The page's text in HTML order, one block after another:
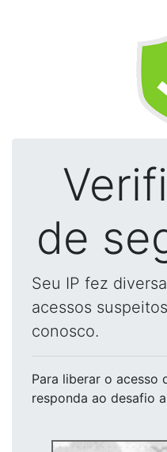
de
Seu IP fez
acessos
conosco.
Para liberar o acesso
responda ao desafio